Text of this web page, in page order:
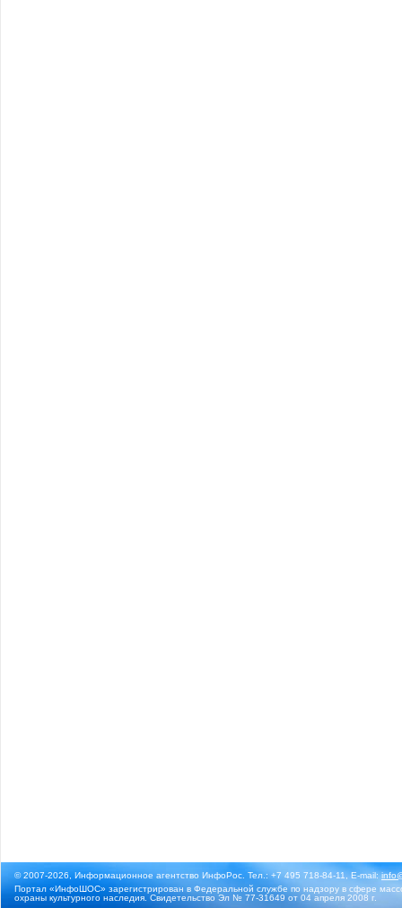
© 2007-2026, Информационное агентство ИнфоРос. Тел.: +7 495 718-84-11, E-mail:
Портал «ИнфоШОС» зарегистрирован в Федеральной службе по надзору в сфере
охраны культурного наследия. Свидетельство Эл № 77-31649 от 04 апреля 2008 г.